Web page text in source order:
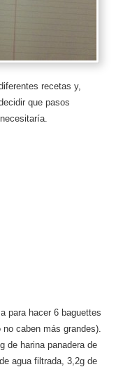
recetas y,
que pasos
para hacer 6 baguettes
caben más grandes).
de harina panadera de
agua filtrada, 3,2g de